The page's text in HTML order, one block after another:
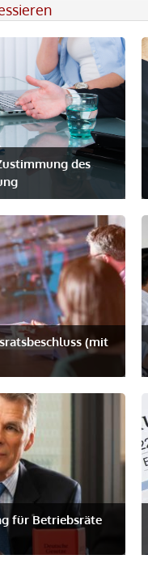
des
(mit
für Betriebsräte